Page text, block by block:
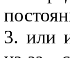
3. или